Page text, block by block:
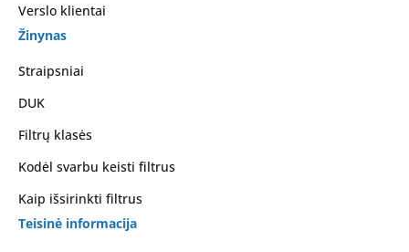
Verslo klientai
Žinynas
Straipsniai
DUK
Filtrų klasės
Kodėl svarbu keisti filtrus
Kaip išsirinkti filtrus
Teisinė informacija